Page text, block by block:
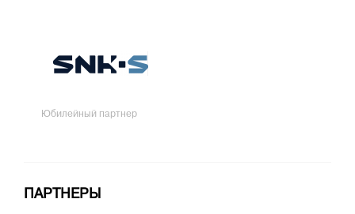
Юбилейный партнер
ПАРТНЕРЫ